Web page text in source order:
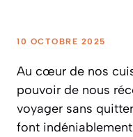
10 OCTOBRE 2025
Au cœur de nos
pouvoir de nous
voyager sans
font